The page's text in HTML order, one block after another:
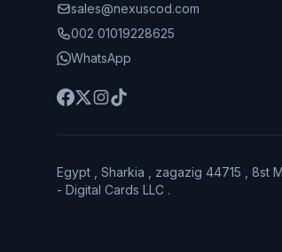
sales@nexuscod.com
002 01019228625
WhatsApp
Egypt , Sharkia , zagazig 44715 , 8st
- Digital Cards LLC .